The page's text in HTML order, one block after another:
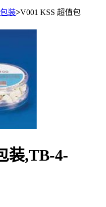
装>V001 KSS 超值包
装,TB-4-